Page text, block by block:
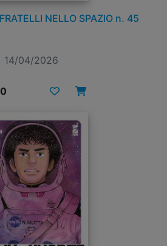
NELLO SPAZIO n. 45
14/04/2026